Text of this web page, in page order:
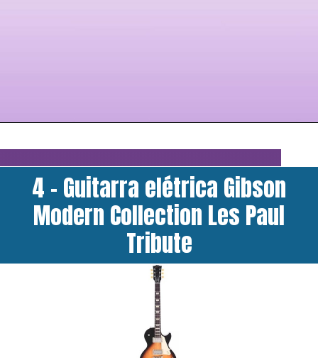
4 - Guitarra elétrica Gibson
Modern Collection Les Paul
Tribute